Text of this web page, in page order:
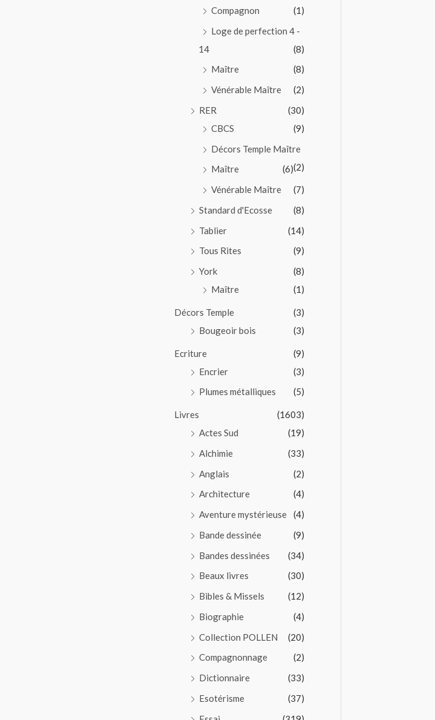
Compagnon
(1)
Loge de perfection 4 -
14
(8)
Maître
(8)
Vénérable Maître
(2)
RER
(30)
CBCS
(9)
Décors Temple Maître
(2)
Maître
(6)
Vénérable Maître
(7)
Standard d'Ecosse
(8)
Tablier
(14)
Tous Rites
(9)
York
(8)
Maître
(1)
Décors Temple
(3)
Bougeoir bois
(3)
Ecriture
(9)
Encrier
(3)
Plumes métalliques
(5)
Livres
(1603)
Actes Sud
(19)
Alchimie
(33)
Anglais
(2)
Architecture
(4)
Aventure mystérieuse
(4)
Bande dessinée
(9)
Bandes dessinées
(34)
Beaux livres
(30)
Bibles & Missels
(12)
Biographie
(4)
Collection POLLEN
(20)
Compagnonnage
(2)
Dictionnaire
(33)
Esotérisme
(37)